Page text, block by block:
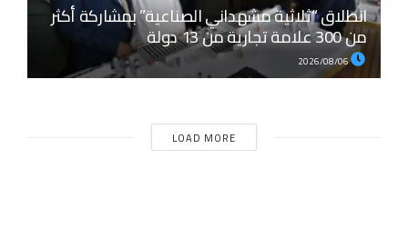
انطلاق “ثلاثية مشهداني الصناعية” بمشاركة أكثر
من 300 علامة تجارية من 13 دولة
2026/08/06
LOAD MORE